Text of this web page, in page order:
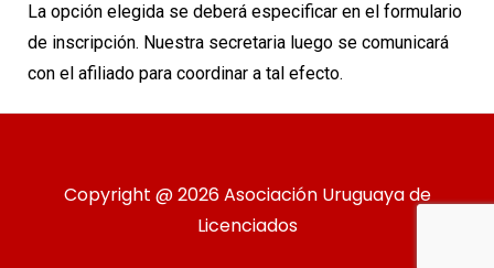
La opción elegida se deberá especificar en el formulario
de inscripción. Nuestra secretaria luego se comunicará
con el afiliado para coordinar a tal efecto.
Copyright @ 2026 Asociación Uruguaya de
Licenciados